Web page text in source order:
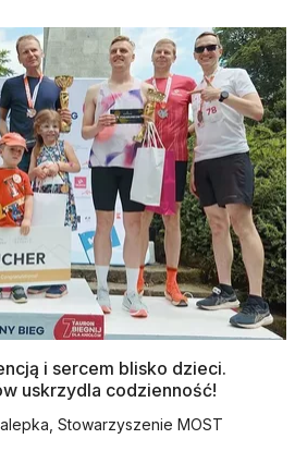
i sercem blisko dzieci.
uskrzydla codzienność!
Stowarzyszenie MOST